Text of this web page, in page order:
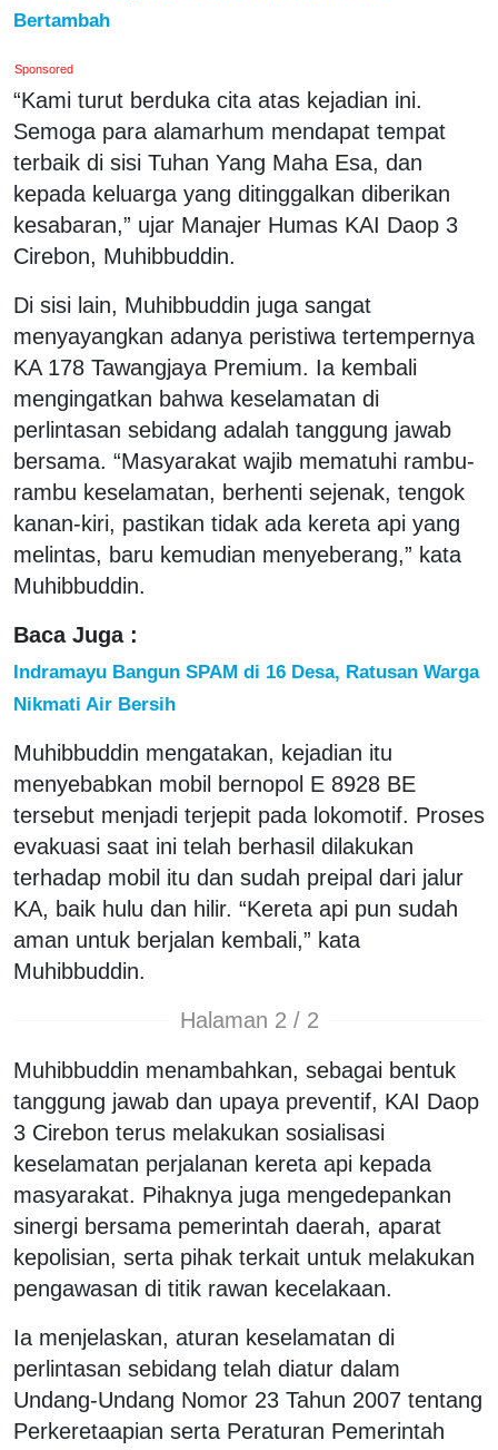
Bertambah
Sponsored
“Kami turut berduka cita atas kejadian ini.
Semoga para alamarhum mendapat tempat
terbaik di sisi Tuhan Yang Maha Esa, dan
kepada keluarga yang ditinggalkan diberikan
kesabaran,” ujar Manajer Humas KAI Daop 3
Cirebon, Muhibbuddin.
Di sisi lain, Muhibbuddin juga sangat
menyayangkan adanya peristiwa tertempernya
KA 178 Tawangjaya Premium. Ia kembali
mengingatkan bahwa keselamatan di
perlintasan sebidang adalah tanggung jawab
bersama. “Masyarakat wajib mematuhi rambu-
rambu keselamatan, berhenti sejenak, tengok
kanan-kiri, pastikan tidak ada kereta api yang
melintas, baru kemudian menyeberang,” kata
Muhibbuddin.
Baca Juga :
Indramayu Bangun SPAM di 16 Desa, Ratusan Warga
Nikmati Air Bersih
Muhibbuddin mengatakan, kejadian itu
menyebabkan mobil bernopol E 8928 BE
tersebut menjadi terjepit pada lokomotif. Proses
evakuasi saat ini telah berhasil dilakukan
terhadap mobil itu dan sudah preipal dari jalur
KA, baik hulu dan hilir. “Kereta api pun sudah
aman untuk berjalan kembali,” kata
Muhibbuddin.
Halaman 2 / 2
Muhibbuddin menambahkan, sebagai bentuk
tanggung jawab dan upaya preventif, KAI Daop
3 Cirebon terus melakukan sosialisasi
keselamatan perjalanan kereta api kepada
masyarakat. Pihaknya juga mengedepankan
sinergi bersama pemerintah daerah, aparat
kepolisian, serta pihak terkait untuk melakukan
pengawasan di titik rawan kecelakaan.
Ia menjelaskan, aturan keselamatan di
perlintasan sebidang telah diatur dalam
Undang-Undang Nomor 23 Tahun 2007 tentang
Perkeretaapian serta Peraturan Pemerintah